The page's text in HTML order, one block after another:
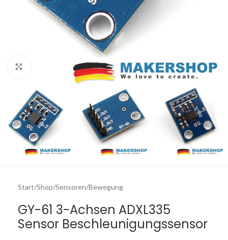
Click to enlarge
Start/Shop/Sensoren/Bewegung
GY-61 3-Achsen ADXL335
Sensor Beschleunigungssensor